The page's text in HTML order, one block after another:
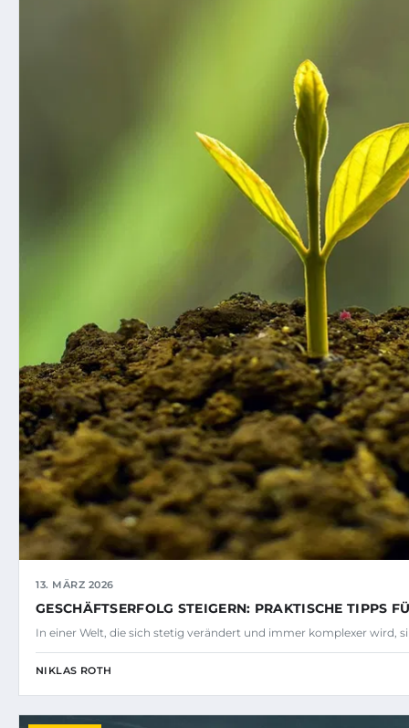
13. MÄRZ 2026
GESCHÄFTSERFOLG STEIGERN: PRAKTISCHE TIPPS
In einer Welt, die sich stetig verändert und immer komplexer wird,
NIKLAS ROTH